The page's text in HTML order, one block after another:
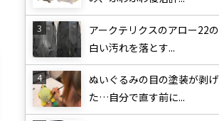
アークテリクスのアロー22の
白い汚れを落とす...
ぬいぐるみの目の塗装が剥げ
た…自分で直す前に...